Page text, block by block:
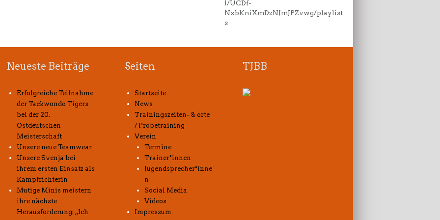
l/UCDf-
NxbKniXmDzNJmJPZvwg/playlist
s
Neueste Beiträge
Erfolgreiche Teilnahme
der Taekwondo Tigers
bei der 20.
Ostdeutschen
Meisterschaft
Unsere neue Teamwear
Unsere Svenja bei
ihrem ersten Einsatz als
Kampfrichterin
Mutige Minis meistern
ihre nächste
Herausforderung: „Ich
Seiten
Startseite
News
Trainingszeiten- & orte
/ Probetraining
Verein
Termine
Trainer*innen
Jugendsprecher*inne
n
Social Media
Videos
Impressum
TJBB